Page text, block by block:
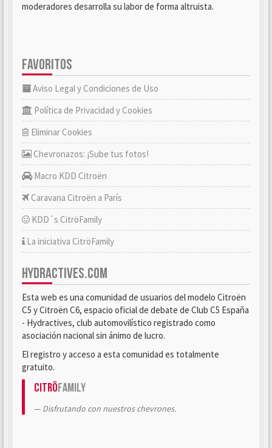
moderadores desarrolla su labor de forma altruista.
FAVORITOS
Aviso Legal y Condiciones de Uso
Política de Privacidad y Cookies
Eliminar Cookies
Chevronazos: ¡Sube tus fotos!
Macro KDD Citroën
Caravana Citroën a París
KDD´s CitröFamily
La iniciativa CitröFamily
HYDRACTIVES.COM
Esta web es una comunidad de usuarios del modelo Citroën
C5 y Citroën C6, espacio oficial de debate de Club C5 España
- Hydractives, club automovilístico registrado como
asociación nacional sin ánimo de lucro.
El registro y acceso a esta comunidad es totalmente
gratuito.
CitröFamily
Disfrutando con nuestros chevrones.